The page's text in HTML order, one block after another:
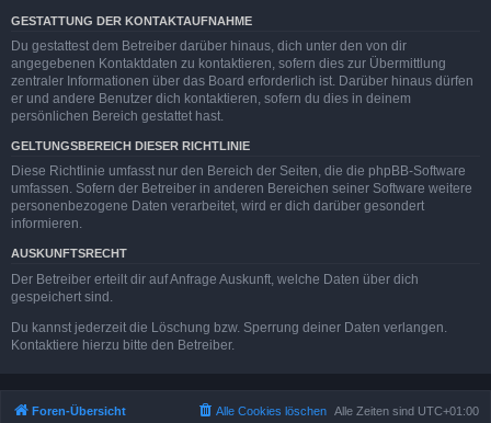
GESTATTUNG DER KONTAKTAUFNAHME
Du gestattest dem Betreiber darüber hinaus, dich unter den von dir
angegebenen Kontaktdaten zu kontaktieren, sofern dies zur Übermittlung
zentraler Informationen über das Board erforderlich ist. Darüber hinaus dürfen
er und andere Benutzer dich kontaktieren, sofern du dies in deinem
persönlichen Bereich gestattet hast.
GELTUNGSBEREICH DIESER RICHTLINIE
Diese Richtlinie umfasst nur den Bereich der Seiten, die die phpBB-Software
umfassen. Sofern der Betreiber in anderen Bereichen seiner Software weitere
personenbezogene Daten verarbeitet, wird er dich darüber gesondert
informieren.
AUSKUNFTSRECHT
Der Betreiber erteilt dir auf Anfrage Auskunft, welche Daten über dich
gespeichert sind.
Du kannst jederzeit die Löschung bzw. Sperrung deiner Daten verlangen.
Kontaktiere hierzu bitte den Betreiber.
Foren-Übersicht Alle Zeiten sind UTC+01:00
Alle Cookies löschen